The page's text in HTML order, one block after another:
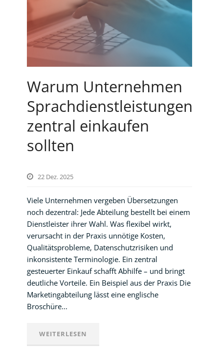
Warum Unternehmen
Sprachdienstleistungen
zentral einkaufen
sollten
22 Dez. 2025
Viele Unternehmen vergeben Übersetzungen
noch dezentral: Jede Abteilung bestellt bei einem
Dienstleister ihrer Wahl. Was flexibel wirkt,
verursacht in der Praxis unnötige Kosten,
Qualitätsprobleme, Datenschutzrisiken und
inkonsistente Terminologie. Ein zentral
gesteuerter Einkauf schafft Abhilfe – und bringt
deutliche Vorteile. Ein Beispiel aus der Praxis Die
Marketingabteilung lässt eine englische
Broschüre...
WEITERLESEN